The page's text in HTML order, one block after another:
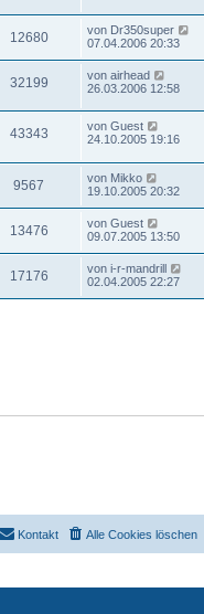
12680 von Dr350super
07.04.2006 20:33
32199 von airhead
26.03.2006 12:58
43343 von Guest
24.10.2005 19:16
9567 von Mikko
19.10.2005 20:32
13476 von Guest
09.07.2005 13:50
17176 von i-r-mandrill
02.04.2005 22:27
Alle Cookies löschen
Kontakt